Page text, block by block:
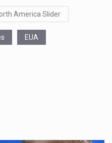
America Slider
EUA